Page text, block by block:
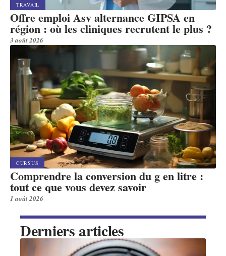
TRAVAIL
Offre emploi Asv alternance GIPSA en
région : où les cliniques recrutent le plus ?
3 août 2026
CURSUS
Comprendre la conversion du g en litre :
tout ce que vous devez savoir
1 août 2026
Derniers articles